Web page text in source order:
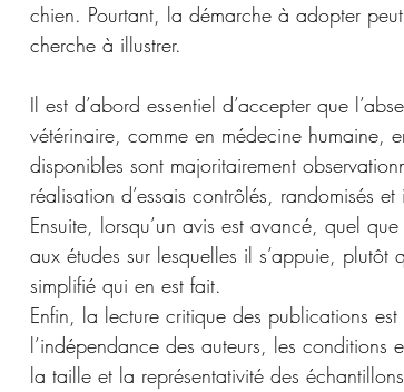
chien. Pourtant, la démarche à adopter
cherche à illustrer.
Il est d’abord essentiel d’accepter que
vétérinaire, comme en médecine humaine,
disponibles sont majoritairement
réalisation d’essais contrôlés, randomisés
Ensuite, lorsqu’un avis est avancé, quel
aux études sur lesquelles il s’appuie,
simplifié qui en est fait.
Enfin, la lecture critique des publications
l’indépendance des auteurs, les
la taille et la représentativité des